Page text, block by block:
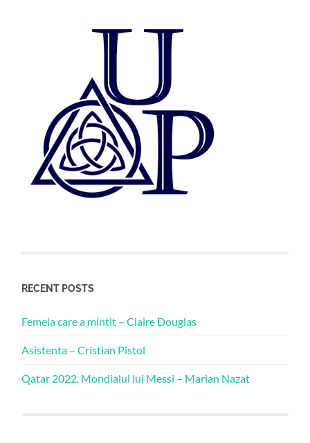
RECENT POSTS
Femeia care a mintit – Claire Douglas
Asistenta – Cristian Pistol
Qatar 2022. Mondialul lui Messi – Marian Nazat